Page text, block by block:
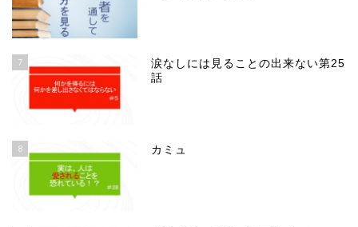
7
涙なしには見ることの出来ない第25
話
8 カミュ